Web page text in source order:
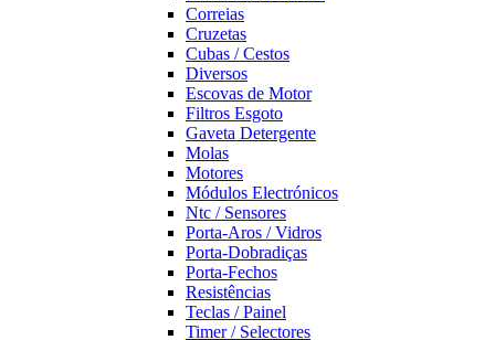
Correias
Cruzetas
Cubas / Cestos
Diversos
Escovas de Motor
Filtros Esgoto
Gaveta Detergente
Molas
Motores
Módulos Electrónicos
Ntc / Sensores
Porta-Aros / Vidros
Porta-Dobradiças
Porta-Fechos
Resistências
Teclas / Painel
Timer / Selectores